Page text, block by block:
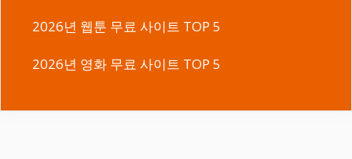
2026년 웹툰 무료 사이트 TOP 5
2026년 영화 무료 사이트 TOP 5